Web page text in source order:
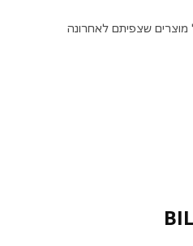
שצפיתם לאחרונה